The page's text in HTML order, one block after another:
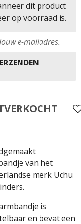
dit product
op voorraad is.
van het
merk Uchu
is
en bevat een